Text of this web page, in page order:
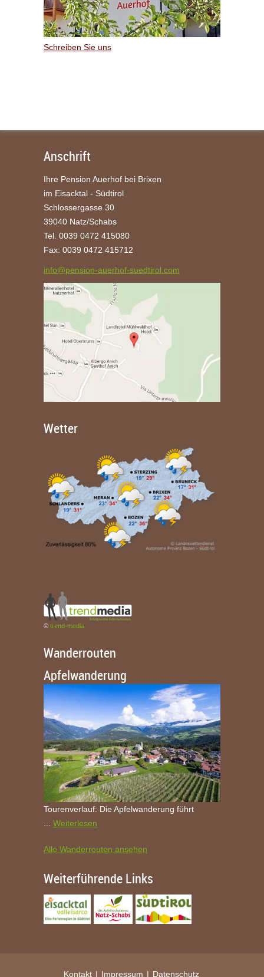
Schreiben Sie uns
Anschrift
Ihre Pension Auerhof bei Brixen
im Eisacktal - Südtirol
Schlossergasse 30
39040 Natz/Schabs
Tel. 0039 0472 415080
Fax: 0039 0472 415712
info@pension-auerhof-suedtirol.com
Wetter
© trend-media
Wanderrouten
Apfelwanderung
Tourenverlauf: Die Apfelwanderung führt
Weiterlesen
Alle Wanderrouten ansehen
Weiterführende Links
Kontakt Impressum Datenschutz